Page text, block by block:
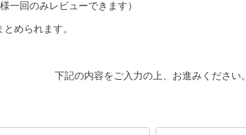
一回のみレビューできます）
められます。
下記の内容をご入力の上、お進みください。